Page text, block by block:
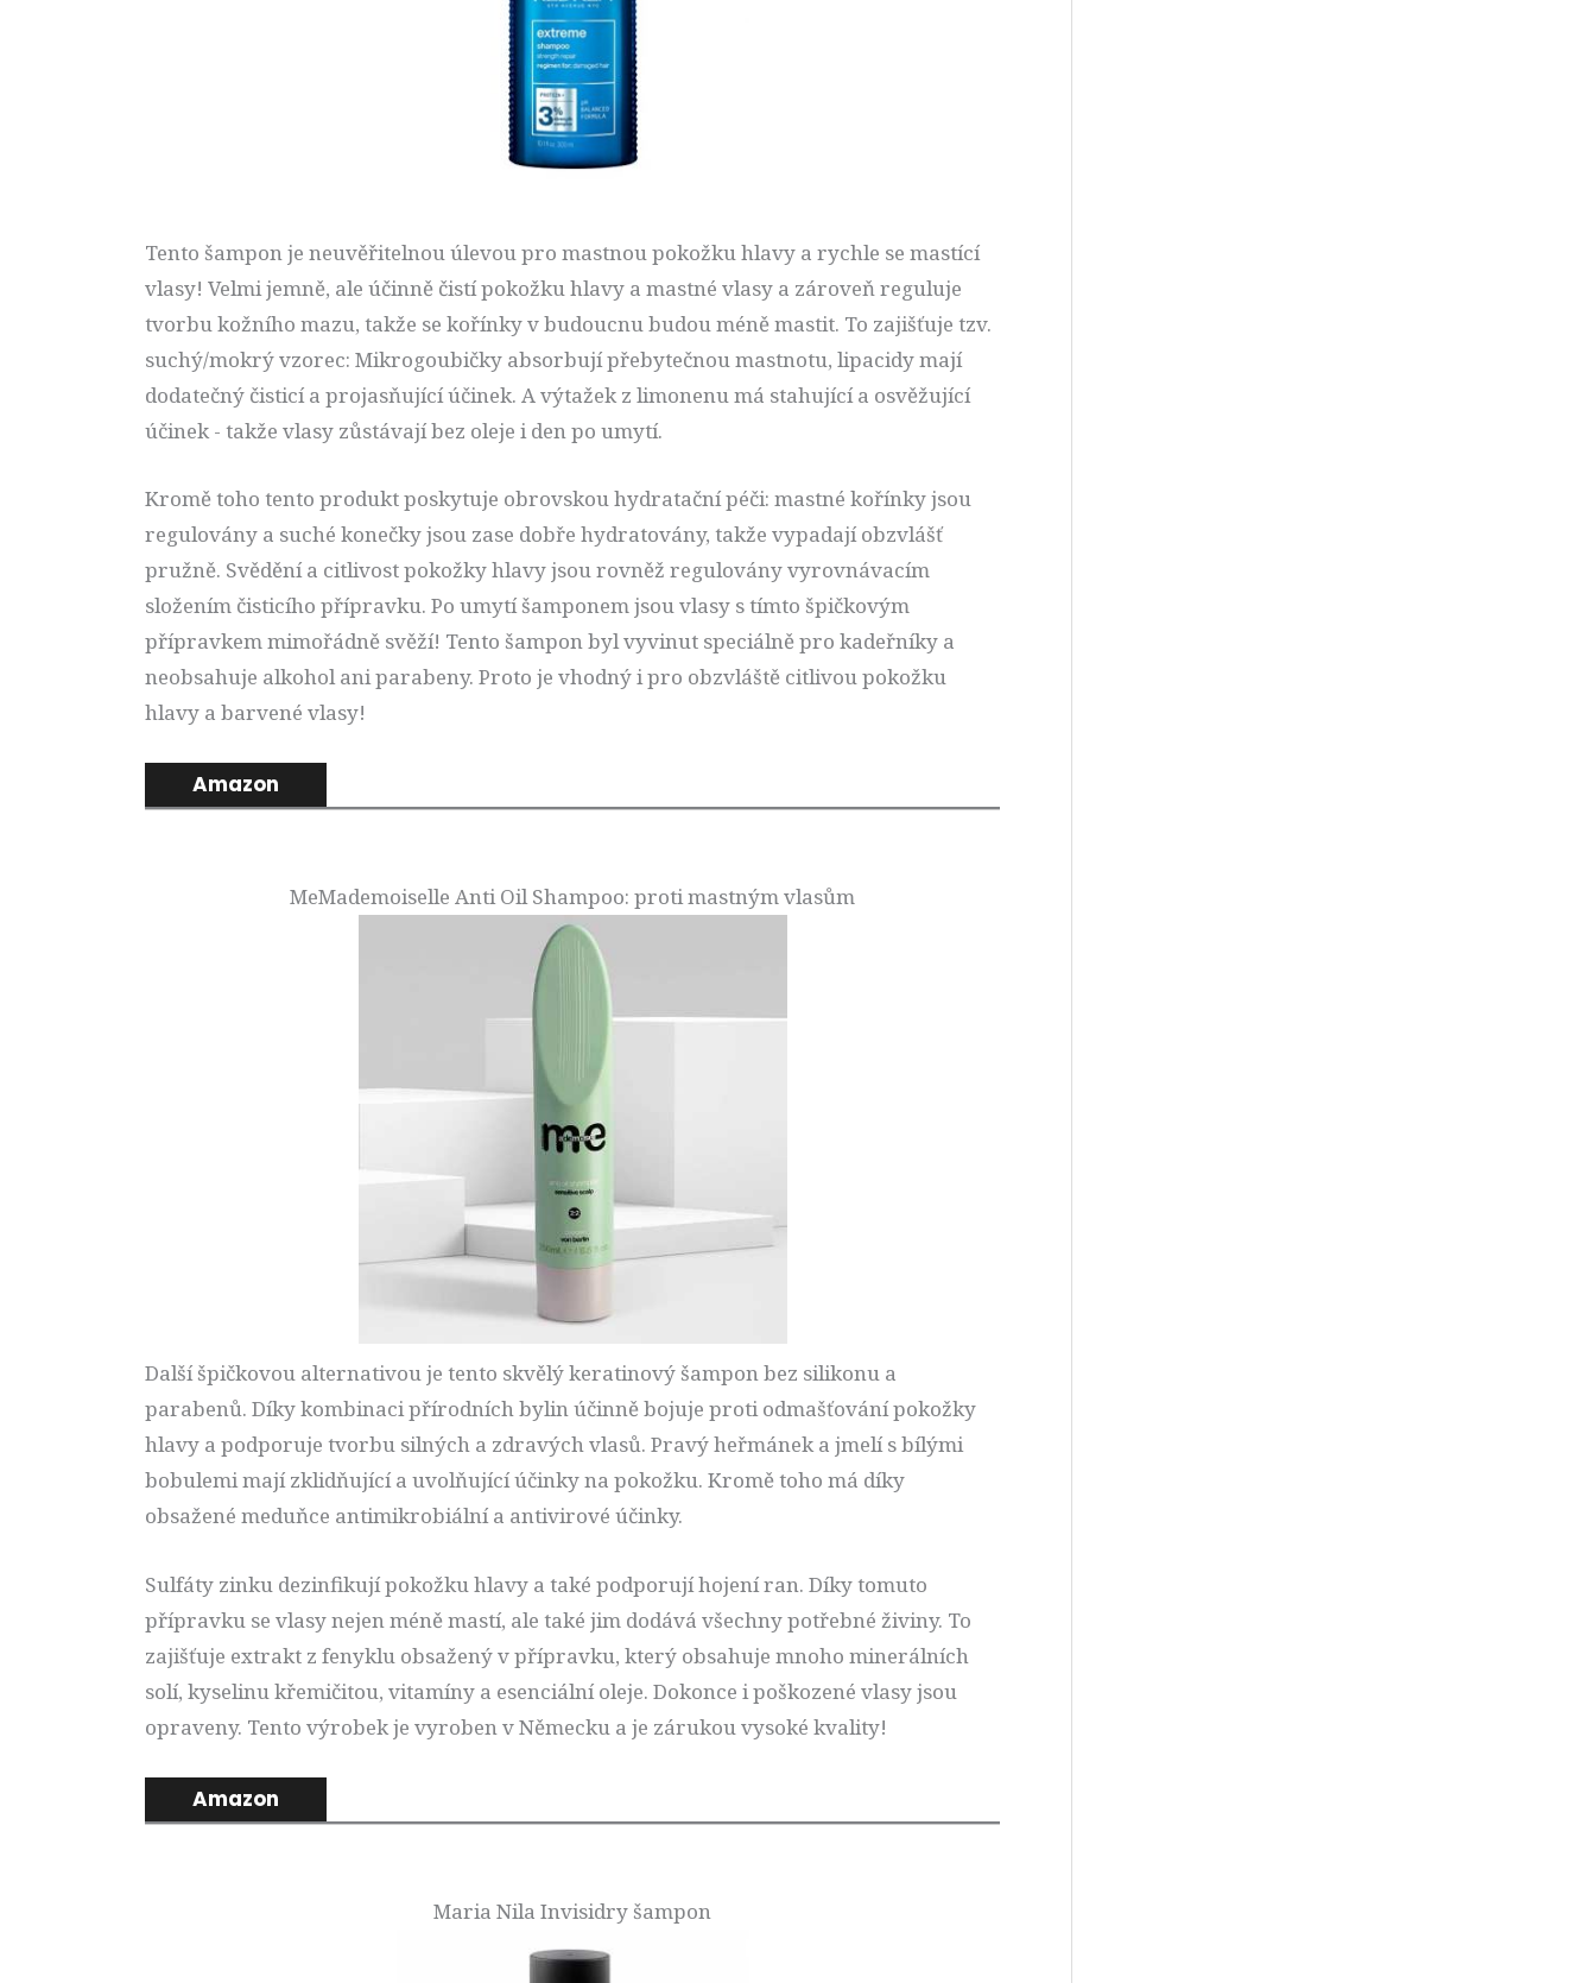
Tento šampon je neuvěřitelnou úlevou pro mastnou pokožku hlavy a rychle se mastící
vlasy! Velmi jemně, ale účinně čistí pokožku hlavy a mastné vlasy a zároveň reguluje
tvorbu kožního mazu, takže se kořínky v budoucnu budou méně mastit. To zajišťuje tzv.
suchý/mokrý vzorec: Mikrogoubičky absorbují přebytečnou mastnotu, lipacidy mají
dodatečný čisticí a projasňující účinek. A výtažek z limonenu má stahující a osvěžující
účinek - takže vlasy zůstávají bez oleje i den po umytí.
Kromě toho tento produkt poskytuje obrovskou hydratační péči: mastné kořínky jsou
regulovány a suché konečky jsou zase dobře hydratovány, takže vypadají obzvlášť
pružně. Svědění a citlivost pokožky hlavy jsou rovněž regulovány vyrovnávacím
složením čisticího přípravku. Po umytí šamponem jsou vlasy s tímto špičkovým
přípravkem mimořádně svěží! Tento šampon byl vyvinut speciálně pro kadeřníky a
neobsahuje alkohol ani parabeny. Proto je vhodný i pro obzvláště citlivou pokožku
hlavy a barvené vlasy!
Amazon
MeMademoiselle Anti Oil Shampoo: proti mastným vlasům
Další špičkovou alternativou je tento skvělý keratinový šampon bez silikonu a
parabenů. Díky kombinaci přírodních bylin účinně bojuje proti odmašťování pokožky
hlavy a podporuje tvorbu silných a zdravých vlasů. Pravý heřmánek a jmelí s bílými
bobulemi mají zklidňující a uvolňující účinky na pokožku. Kromě toho má díky
obsažené meduňce antimikrobiální a antivirové účinky.
Sulfáty zinku dezinfikují pokožku hlavy a také podporují hojení ran. Díky tomuto
přípravku se vlasy nejen méně mastí, ale také jim dodává všechny potřebné živiny. To
zajišťuje extrakt z fenyklu obsažený v přípravku, který obsahuje mnoho minerálních
solí, kyselinu křemičitou, vitamíny a esenciální oleje. Dokonce i poškozené vlasy jsou
opraveny. Tento výrobek je vyroben v Německu a je zárukou vysoké kvality!
Amazon
Maria Nila Invisidry šampon